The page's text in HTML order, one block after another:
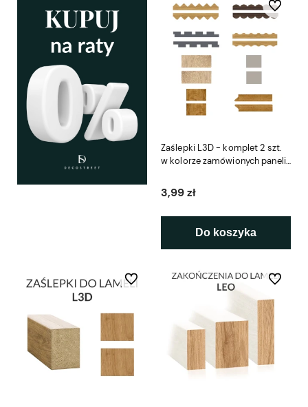
Zaślepki L3D - komplet 2 szt.
w kolorze zamówionych paneli
3,99 zł
Do koszyka
Do
Do ulubionych Do